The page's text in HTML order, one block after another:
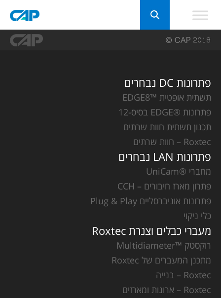
פתרונות DC נבחרים
תשתית אופטית ™EDGE8
פתרונות ®EDGE בסיס-12
תכנון תשתית חוות שרתים
Roxtec – חוות שרתים
פתרונות LAN נבחרים
מחברי ®UniCam
פתרון מארז חיבורים – CCH
פתרונות אוניברסליים Plug & Play
כלי ניקוי
מעברי כבלים וצנרת Roxtec
רוקסטק ™Multidiameter
מתכנן המעברים של Roxtec
Roxtec – בנייה
Roxtec – ארונות ומארזים